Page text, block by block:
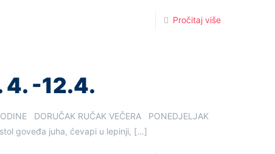
Pročitaj više
4. -12.4.
DORUČAK RUČAK VEČERA PONEDJELJAK
goveđa juha, ćevapi u lepinji, […]